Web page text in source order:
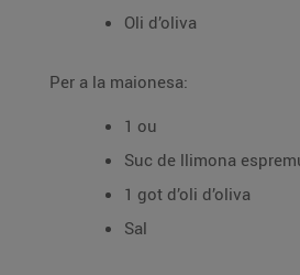
Oli d’oliva
Per a la maionesa:
1 ou
Suc de llimona
1 got d’oli d’oliva
Sal